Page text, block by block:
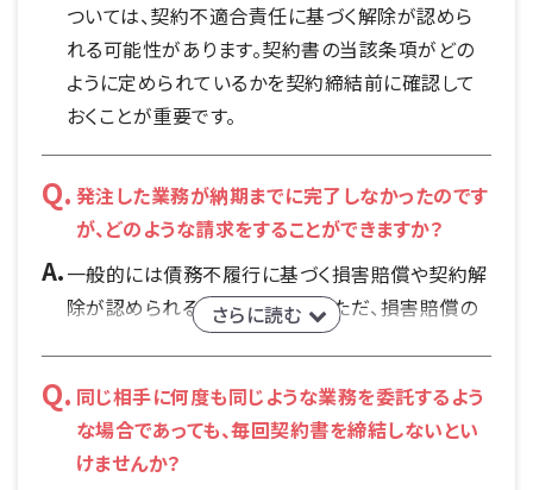
ついては、契約不適合責任に基づく解除が認めら
れる可能性があります。契約書の当該条項がどの
ように定められているかを契約締結前に確認して
おくことが重要です。
発注した業務が納期までに完了しなかったのです
が、どのような請求をすることができますか？
一般的には債務不履行に基づく損害賠償や契約解
除が認められることになります。ただ、損害賠償の
場合、損害の内容を立証することが困難な場合も
利益が多い場合もあります。そのような場合は、予
め、納期から1日遅れるごとに報酬の何パーセント
といった損害賠償の予定を定めておくことも一案と
さらに読む
同じ相手に何度も同じような業務を委託するよう
な場合であっても、毎回契約書を締結しないとい
けませんか？